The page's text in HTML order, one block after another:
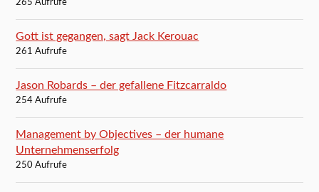
265 Aufrufe
Gott ist gegangen, sagt Jack Kerouac
261 Aufrufe
Jason Robards – der gefallene Fitzcarraldo
254 Aufrufe
Management by Objectives – der humane
Unternehmenserfolg
250 Aufrufe